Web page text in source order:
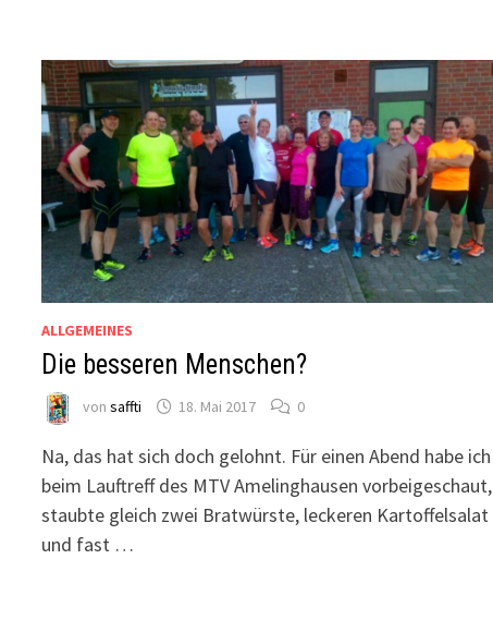
ALLGEMEINES
Die besseren Menschen?
vonsaffti 18. Mai 2017 0
Na, das hat sich doch gelohnt. Für einen Abend habe ich
beim Lauftreff des MTV Amelinghausen vorbeigeschaut,
staubte gleich zwei Bratwürste, leckeren Kartoffelsalat
und fast …